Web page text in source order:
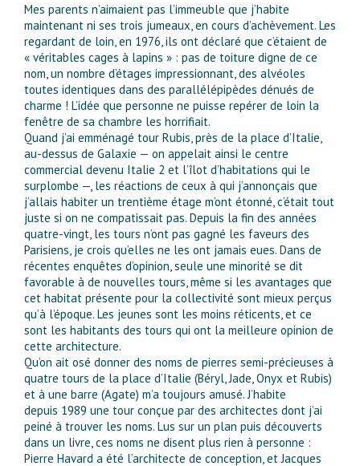
Mes parents n’aimaient pas l’immeuble que j’habite
maintenant ni ses trois jumeaux, en cours d’achèvement. Les
regardant de loin, en 1976, ils ont déclaré que c’étaient de
« véritables cages à lapins » : pas de toiture digne de ce
nom, un nombre d’étages impressionnant, des alvéoles
toutes identiques dans des parallélépipèdes dénués de
charme ! L’idée que personne ne puisse repérer de loin la
fenêtre de sa chambre les horrifiait.
Quand j’ai emménagé tour Rubis, près de la place d’Italie,
au-dessus de Galaxie — on appelait ainsi le centre
commercial devenu Italie 2 et l’îlot d’habitations qui le
surplombe —, les réactions de ceux à qui j’annonçais que
j’allais habiter un trentième étage m’ont étonné, c’était tout
juste si on ne compatissait pas. Depuis la fin des années
quatre-vingt, les tours n’ont pas gagné les faveurs des
Parisiens, je crois qu’elles ne les ont jamais eues. Dans de
récentes enquêtes d’opinion, seule une minorité se dit
favorable à de nouvelles tours, même si les avantages que
cet habitat présente pour la collectivité sont mieux perçus
qu’à l’époque. Les jeunes sont les moins réticents, et ce
sont les habitants des tours qui ont la meilleure opinion de
cette architecture.
Qu’on ait osé donner des noms de pierres semi-précieuses à
quatre tours de la place d’Italie (Béryl, Jade, Onyx et Rubis)
et à une barre (Agate) m’a toujours amusé. J’habite
depuis 1989 une tour conçue par des architectes dont j’ai
peiné à trouver les noms. Lus sur un plan puis découverts
dans un livre, ces noms ne disent plus rien à personne :
Pierre Havard a été l’architecte de conception, et Jacques